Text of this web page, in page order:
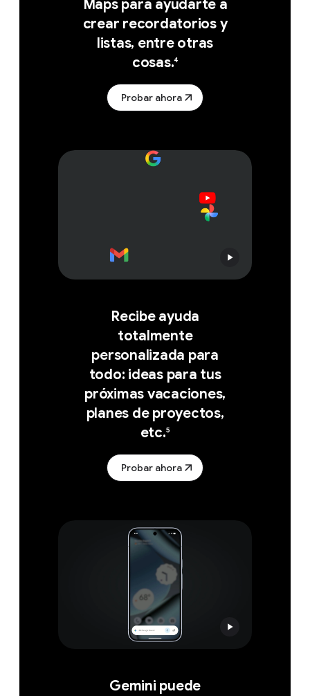
Maps para ayudarte a
crear recordatorios y
listas, entre otras
cosas.4
Probar ahora
Recibe ayuda
totalmente
personalizada para
todo: ideas para tus
próximas vacaciones,
planes de proyectos,
etc.5
Probar ahora
Gemini puede